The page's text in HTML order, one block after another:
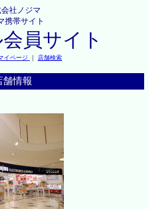
社ノジマ
携帯サイト
員サイト
イページ ｜ 店舗検索
舗情報